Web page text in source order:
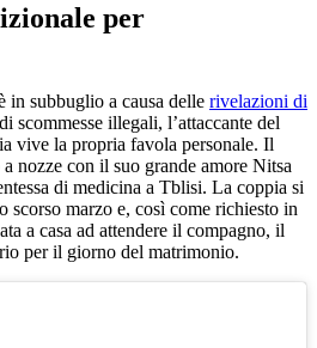
per
in subbuglio a causa delle rivelazioni di
scommesse illegali, l’attaccante del
vive la propria favola personale. Il
nozze con il suo grande amore Nitsa
di medicina a Tblisi. La coppia si
scorso marzo e, così come richiesto in
a casa ad attendere il compagno, il
per il giorno del matrimonio.